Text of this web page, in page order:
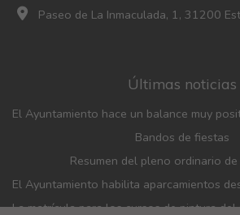
Paseo de La Inmaculada, 1, 31200
Últimas noticias
Bandos de fiestas
Resumen del pleno ordinario